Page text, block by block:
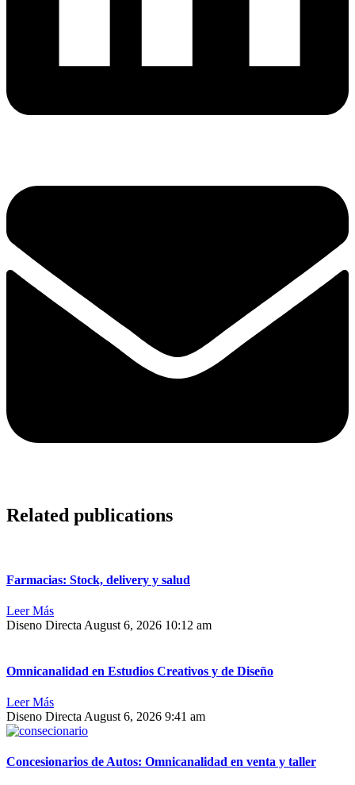
Related publications
Farmacias: Stock, delivery y salud
Leer Más
Diseno Directa August 6, 2026 10:12 am
Omnicanalidad en Estudios Creativos y de Diseño
Leer Más
Diseno Directa August 6, 2026 9:41 am
Concesionarios de Autos: Omnicanalidad en venta y taller